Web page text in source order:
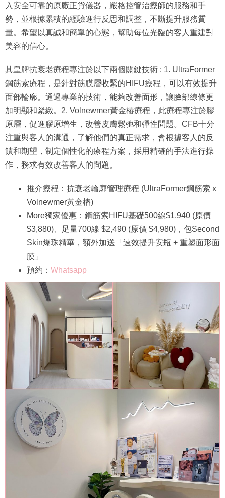
入安全可靠的原廠正貨儀器，嚴格控管治療師的服務和手
勢，並根據累積的經驗進行反思和調整，不斷提升服務質
量。希望以真誠和簡單的心態，幫助每位光臨的客人重建對
美容的信心。
其皇牌抗衰老療程專注於以下兩個關鍵技術 : 1. UltraFormer
鋼筋索療程，是針對筋膜層收緊的HIFU療程，可以有效提升
面部輪廓。通過專業的技術，能夠改善面形，讓臉部線條更
加明顯和緊緻。2. Volnewmer黃金樁療程，此療程專注於膠
原層，促進膠原增生，改善皮膚鬆弛和彈性問題。CFB十分
注重與客人的溝通，了解他們的真正需求，會根據客人的反
饋和期望，制定個性化的療程方案，採用精確的手法進行操
作，務求有效改善客人的問題。
推介療程：抗衰老輪廓管理療程 (UltraFormer鋼筋索 x
Volnewmer黃金樁)
More獨家優惠：鋼筋索HIFU基礎500線$1,940 (原價
$3,880)、足量700線 $2,490 (原價 $4,980)，包Second
Skin爆珠精華，額外加送「速效提升安瓶 + 重塑面形面
膜」
預約： Whatsapp